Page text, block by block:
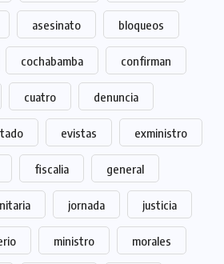
asesinato bloqueos
cochabamba confirman
cuatro denuncia
evistas exministro
fiscalia general
jornada justicia
ministro morales